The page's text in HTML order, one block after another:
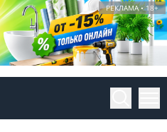
РЕКЛАМА • 18+